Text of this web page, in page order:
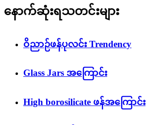
နောက်ဆုံးရသတင်းများ
ဝိညာဉ်ဖန်ပုလင်း Trendency
Glass Jars အကြောင်း
High borosilicate ဖန်အကြောင်း